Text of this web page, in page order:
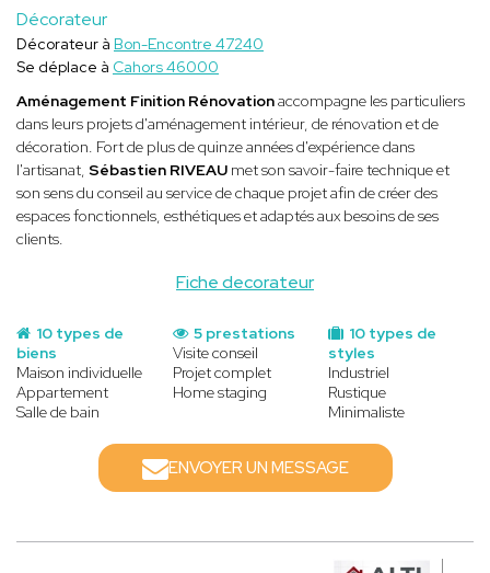
Décorateur
Fiche decorateur
Décorateur à Bon-Encontre 47240
Se déplace à Cahors 46000
Aménagement Finition Rénovationaccompagne les particuliers
dans leurs projets d'aménagement intérieur, de rénovation et de
décoration. Fort de plus de quinze années d'expérience dans
l'artisanat, Sébastien RIVEAU met son savoir-faire technique et
son sens du conseil au service de chaque projet afin de créer des
espaces fonctionnels, esthétiques et adaptés aux besoins de ses
clients.
10 types de
biens
Maison individuelle
Appartement
Salle de bain
10 types de
styles
Industriel
Rustique
Minimaliste
5 prestations
Visite conseil
Projet complet
Home staging
ENVOYER UN MESSAGE